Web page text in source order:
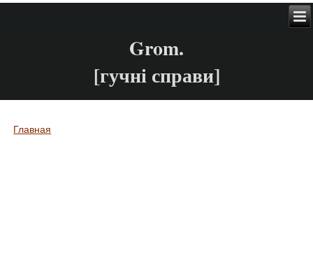
Grom.
[гучні справи]
Вы здесь
Главная